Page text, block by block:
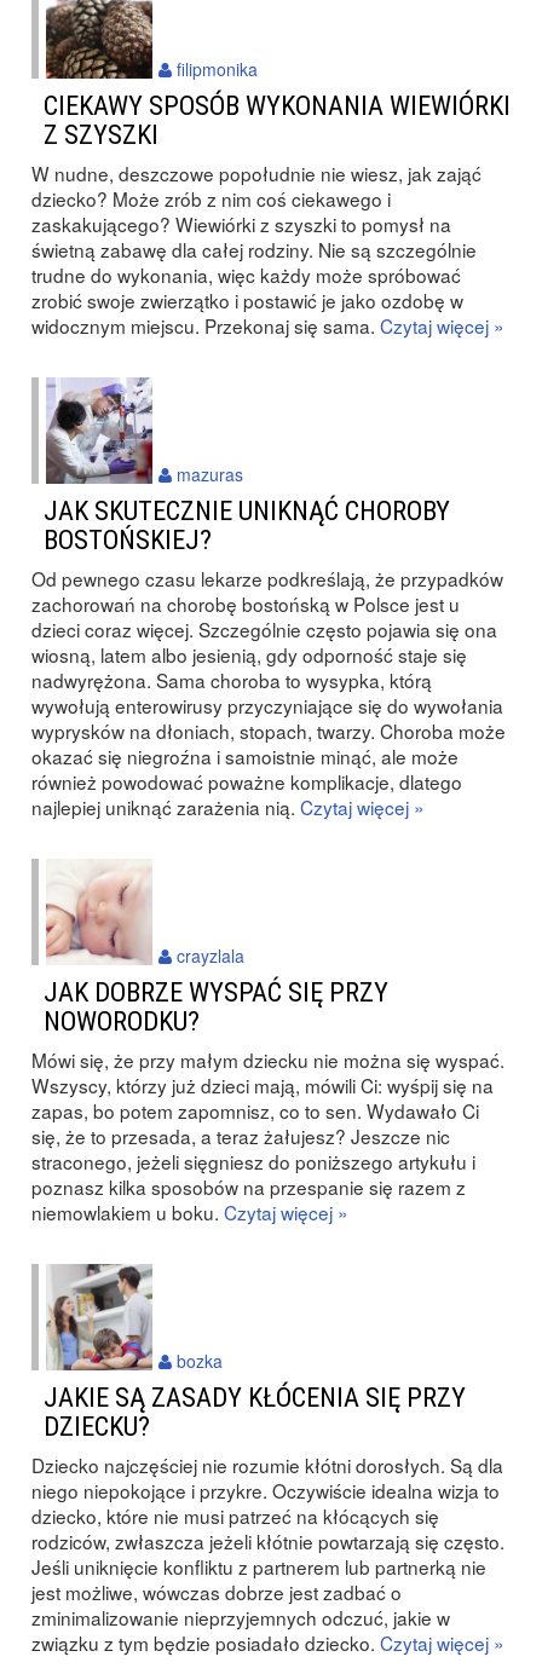
CIEKAWY SPOSÓB WYKONANIA WIEWIÓRKI
Z SZYSZKI
W nudne, deszczowe popołudnie nie wiesz, jak zająć
dziecko? Może zrób z nim coś ciekawego i
zaskakującego? Wiewiórki z szyszki to pomysł na
świetną zabawę dla całej rodziny. Nie są szczególnie
trudne do wykonania, więc każdy może spróbować
zrobić swoje zwierzątko i postawić je jako ozdobę w
widocznym miejscu. Przekonaj się sama. Czytaj więcej »
filipmonika
JAK SKUTECZNIE UNIKNĄĆ CHOROBY
BOSTOŃSKIEJ?
Od pewnego czasu lekarze podkreślają, że przypadków
zachorowań na chorobę bostońską w Polsce jest u
dzieci coraz więcej. Szczególnie często pojawia się ona
wiosną, latem albo jesienią, gdy odporność staje się
nadwyrężona. Sama choroba to wysypka, którą
wywołują enterowirusy przyczyniające się do wywołania
wyprysków na dłoniach, stopach, twarzy. Choroba może
okazać się niegroźna i samoistnie minąć, ale może
również powodować poważne komplikacje, dlatego
najlepiej uniknąć zarażenia nią. Czytaj więcej »
mazuras
JAK DOBRZE WYSPAĆ SIĘ PRZY
NOWORODKU?
Mówi się, że przy małym dziecku nie można się wyspać.
Wszyscy, którzy już dzieci mają, mówili Ci: wyśpij się na
zapas, bo potem zapomnisz, co to sen. Wydawało Ci
się, że to przesada, a teraz żałujesz? Jeszcze nic
straconego, jeżeli sięgniesz do poniższego artykułu i
poznasz kilka sposobów na przespanie się razem z
niemowlakiem u boku. Czytaj więcej »
crayzlala
JAKIE SĄ ZASADY KŁÓCENIA SIĘ PRZY
DZIECKU?
Dziecko najczęściej nie rozumie kłótni dorosłych. Są dla
niego niepokojące i przykre. Oczywiście idealna wizja to
dziecko, które nie musi patrzeć na kłócących się
rodziców, zwłaszcza jeżeli kłótnie powtarzają się często.
Jeśli uniknięcie konfliktu z partnerem lub partnerką nie
jest możliwe, wówczas dobrze jest zadbać o
zminimalizowanie nieprzyjemnych odczuć, jakie w
związku z tym będzie posiadało dziecko. Czytaj więcej »
bozka